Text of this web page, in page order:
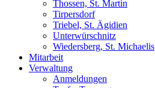
Thossen, St. Martin
Tirpersdorf
Triebel, St. Ägidien
Unterwürschnitz
Wiedersberg, St. Michaelis
Mitarbeit
Verwaltung
Anmeldungen